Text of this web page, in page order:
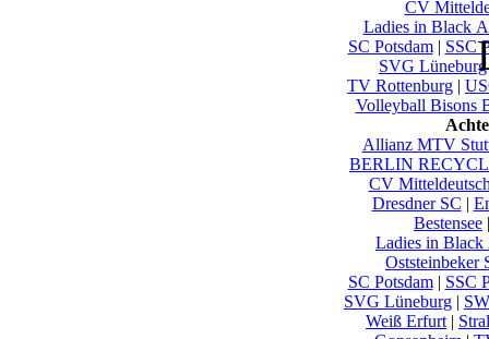
CV
Ladies in Black
SC Potsdam| SSC
SVG Lüneburg
TV Rottenburg |
Volleyball Bisons
Allianz MTV
BERLIN
CV
Dresdner SC |
Bestensee
Ladies in Black
Oststeinbeker
SC Potsdam| SSC
SVG Lüneburg |
Weiß Erfurt |